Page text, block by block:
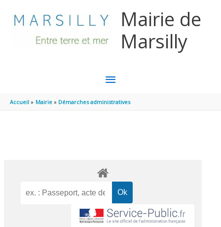
Mairie de
Marsilly
MENU
PRINCIPAL
Accueil Mairie Démarches administratives